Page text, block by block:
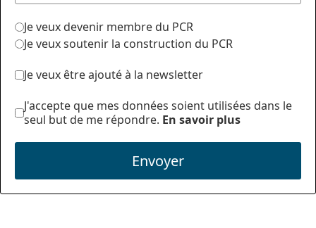
Je veux devenir membre du PCR
Je veux soutenir la construction du PCR
Je veux être ajouté à la newsletter
J'accepte que mes données soient utilisées dans le
seul but de me répondre. En savoir plus
Envoyer